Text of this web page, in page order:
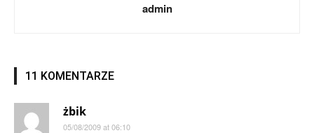
admin
11 KOMENTARZE
żbik
05/08/2009 at 06:10